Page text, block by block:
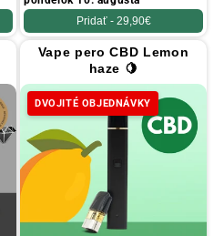
Pridať - 29,90€
Vape pero CBD Lemon
haze 🍋
DVOJITÉ OBJEDNÁVKY